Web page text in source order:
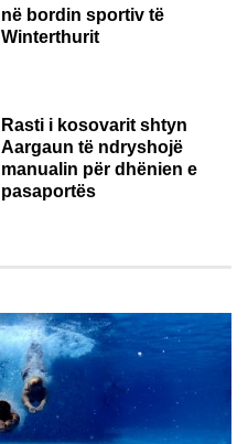
në bordin sportiv të
Winterthurit
Rasti i kosovarit shtyn
Aargaun të ndryshojë
manualin për dhënien e
pasaportës